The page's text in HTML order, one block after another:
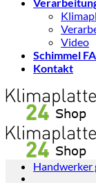
Video
Schimmel
Kontakt
Handwerker